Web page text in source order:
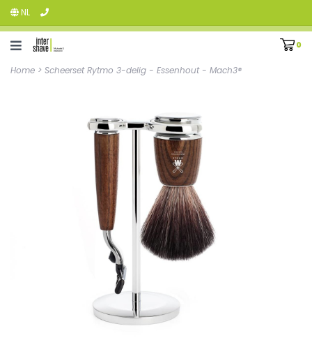
NL
0
Home > Scheerset Rytmo 3-delig - Essenhout - Mach3®